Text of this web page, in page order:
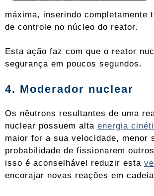
máxima, inserindo completamente
de controle no núcleo do reator.
Esta ação faz com que o reator
segurança em poucos segundos.
4. Moderador nuclear
Os nêutrons resultantes de uma
nuclear possuem alta energia
maior for a sua velocidade, menor
probabilidade de fissionarem
isso é aconselhável reduzir esta
encorajar novas reações em